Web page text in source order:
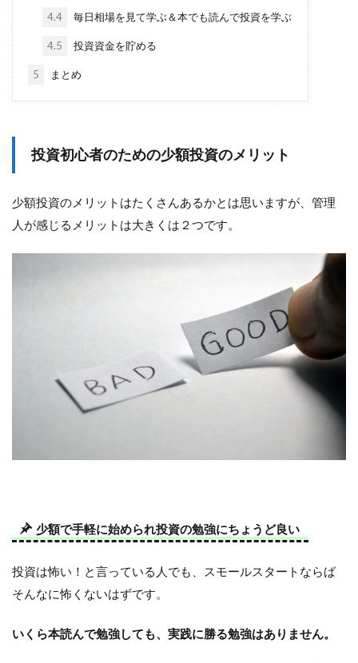
4.4 毎日相場を見て学ぶ＆本でも読んで投資を学ぶ
4.5 投資資金を貯める
5 まとめ
投資初心者のための少額投資のメリット
少額投資のメリットはたくさんあるかとは思いますが、管理
人が感じるメリットは大きくは２つです。
少額で手軽に始められ投資の勉強にちょうど良い
投資は怖い！と言っている人でも、スモールスタートならば
そんなに怖くないはずです。
いくら本読んで勉強しても、実践に勝る勉強はありません。